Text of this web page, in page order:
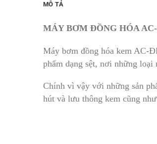
MÔ TẢ
MÁY BƠM ĐỒNG HÓA
Máy bơm đồng hóa kem AC-
phẩm dạng sệt, nơi những
Chính vì vậy với những sản
hút và lưu thông kem cũng